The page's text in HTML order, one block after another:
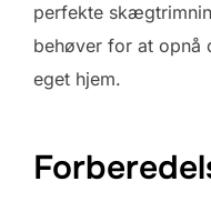
perfekte
behøver for at
eget hjem.